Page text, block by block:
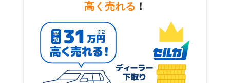
高く売れる ！